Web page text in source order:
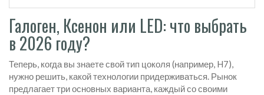
Галоген, Ксенон или LED: что выбрать
в 2026 году?
Теперь, когда вы знаете свой тип цоколя (например, H7),
нужно решить, какой технологии придерживаться. Рынок
предлагает три основных варианта, каждый со своими